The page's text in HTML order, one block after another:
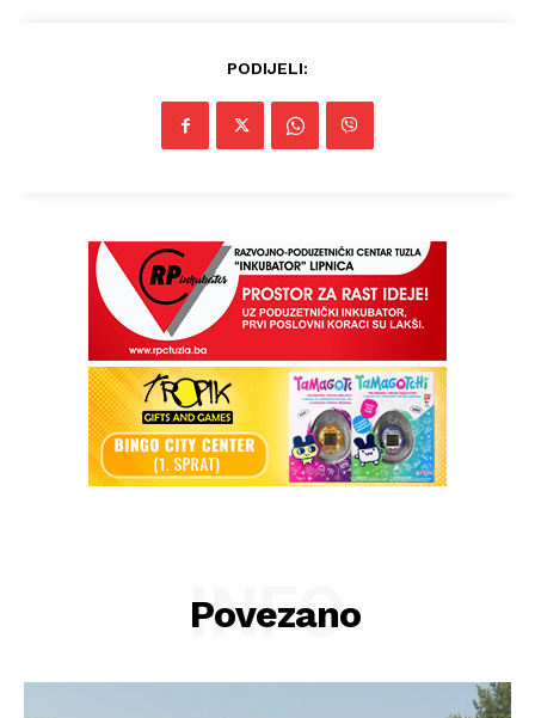
PODIJELI:
Povezano
INFO